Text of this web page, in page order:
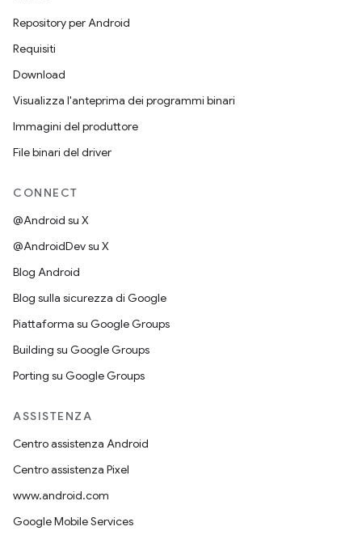
Repository per Android
Requisiti
Download
Visualizza l'anteprima dei programmi binari
Immagini del produttore
File binari del driver
CONNECT
@Android su X
@AndroidDev su X
Blog Android
Blog sulla sicurezza di Google
Piattaforma su Google Groups
Building su Google Groups
Porting su Google Groups
ASSISTENZA
Centro assistenza Android
Centro assistenza Pixel
www.android.com
Google Mobile Services